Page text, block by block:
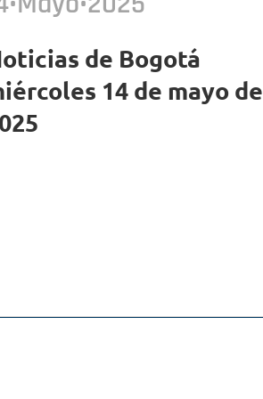
de Bogotá
14 de mayo de